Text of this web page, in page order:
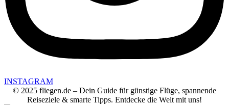
INSTAGRAM
© 2025 fliegen.de – Dein Guide für günstige Flüge, spannende
Reiseziele & smarte Tipps. Entdecke die Welt mit uns!